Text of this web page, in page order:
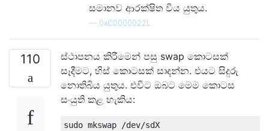
සමානව ආරක්ෂිත විය යුතුය.
— 0xC0000022L
110
ස්ථාපනය කිරීමෙන් පසු swap කොටසක්
සෑදීමට, හිස් කොටසක් සාදන්න. එයට සිදුරු
නොතිබිය යුතුය. එවිට ඔබට මෙම කොටස
සංයුති කළ හැකිය: